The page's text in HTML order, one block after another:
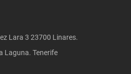
Lara 3 23700 Linares.
Laguna. Tenerife